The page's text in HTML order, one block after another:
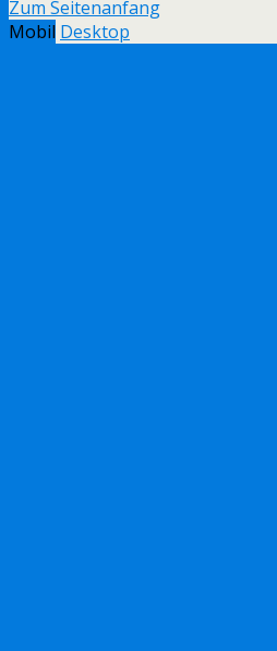
Zum Seitenanfang
Mobil Desktop